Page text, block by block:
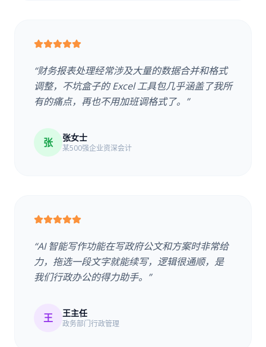
“财务报表处理经常涉及大量的数据合并和格式
调整，不坑盒子的 Excel 工具包几乎涵盖了我所
有的痛点，再也不用加班调格式了。”
张 张女士
某500强企业资深会计
“AI 智能写作功能在写政府公文和方案时非常给
力，拖选一段文字就能续写，逻辑很通顺，是
我们行政办公的得力助手。”
王 王主任
政务部门行政管理